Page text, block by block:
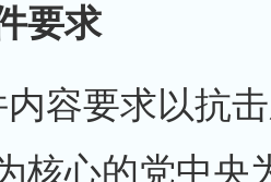
求
内容要求以抗
核心的党中央